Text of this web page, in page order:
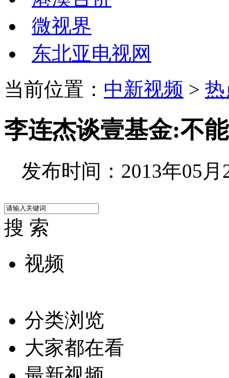
微视界
东北亚电视网
当前位置： 中新视频 >
李连杰谈壹基金:不
发布时间：2013年05月
搜 索
视频
分类浏览
大家都在看